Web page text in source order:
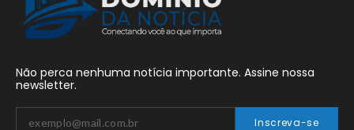
Não perca nenhuma notícia importante. Assine nossa
newsletter.
Inscreva-se